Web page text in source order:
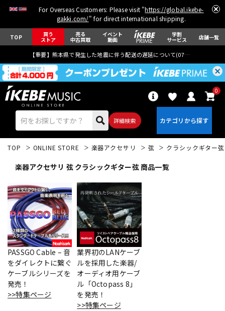
For Overseas Customers: Please visit "https://global.ikebe-
gakki.com/" for direct international shipping.
TOP 買う
ストア
売る
中古買取
イベント
動画
学割
サービス 店舗一覧
【重要】熊本県で発生した地震に伴う配送の遅延について(07月29日
詳細検索
0
エレキギター
ベース
ドラム
TOP ONLINE STORE 楽器アクセサリ 弦 クラシックギター弦
楽器アクセサリ 弦 クラシックギター弦 商品一覧
PASSGO Cable – 音
をダイレクトに繋ぐ
ケーブルシリーズを
発売！
>>特集ページ
業界初のLANケーブ
ルを採用した楽器/
オーディオ用ケーブ
ル「Octopass 8」
を発売！
>>特集ページ